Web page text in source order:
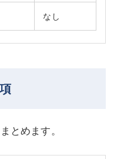
なし
とめます。